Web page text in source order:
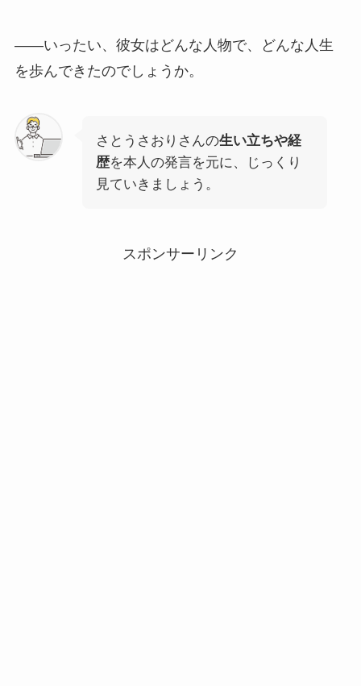
――いったい、彼女はどんな人物で、どんな人生
を歩んできたのでしょうか。
さとうさおりさんの生い立ちや経
歴を本人の発言を元に、じっくり
見ていきましょう。
スポンサーリンク